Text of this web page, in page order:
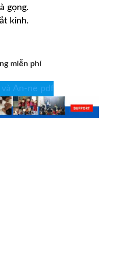
gọng.
kính.
miễn phí
An-ne pdf